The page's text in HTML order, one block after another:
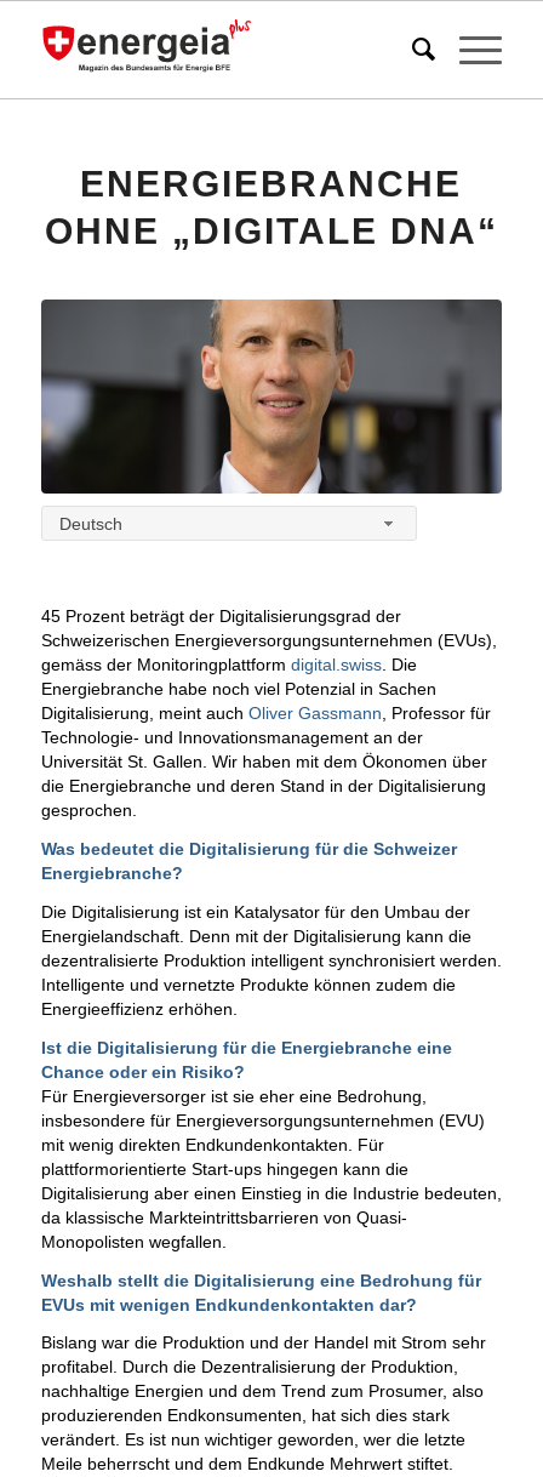
ENERGIEBRANCHE
OHNE „DIGITALE DNA“
Deutsch
45 Prozent beträgt der Digitalisierungsgrad der
Schweizerischen Energieversorgungsunternehmen (EVUs),
gemäss der Monitoringplattform digital.swiss. Die
Energiebranche habe noch viel Potenzial in Sachen
Digitalisierung, meint auch Oliver Gassmann , Professor für
Technologie- und Innovationsmanagement an der
Universität St. Gallen. Wir haben mit dem Ökonomen über
die Energiebranche und deren Stand in der Digitalisierung
gesprochen.
Was bedeutet die Digitalisierung für die Schweizer
Energiebranche?
Die Digitalisierung ist ein Katalysator für den Umbau der
Energielandschaft. Denn mit der Digitalisierung kann die
dezentralisierte Produktion intelligent synchronisiert werden.
Intelligente und vernetzte Produkte können zudem die
Energieeffizienz erhöhen.
Ist die Digitalisierung für die Energiebranche eine
Chance oder ein Risiko?
Für Energieversorger ist sie eher eine Bedrohung,
insbesondere für Energieversorgungsunternehmen (EVU)
mit wenig direkten Endkundenkontakten. Für
plattformorientierte Start-ups hingegen kann die
Digitalisierung aber einen Einstieg in die Industrie bedeuten,
da klassische Markteintrittsbarrieren von Quasi-
Monopolisten wegfallen.
Weshalb stellt die Digitalisierung eine Bedrohung für
EVUs mit wenigen Endkundenkontakten dar?
Bislang war die Produktion und der Handel mit Strom sehr
profitabel. Durch die Dezentralisierung der Produktion,
nachhaltige Energien und dem Trend zum Prosumer, also
produzierenden Endkonsumenten, hat sich dies stark
verändert. Es ist nun wichtiger geworden, wer die letzte
Meile beherrscht und dem Endkunde Mehrwert stiftet.